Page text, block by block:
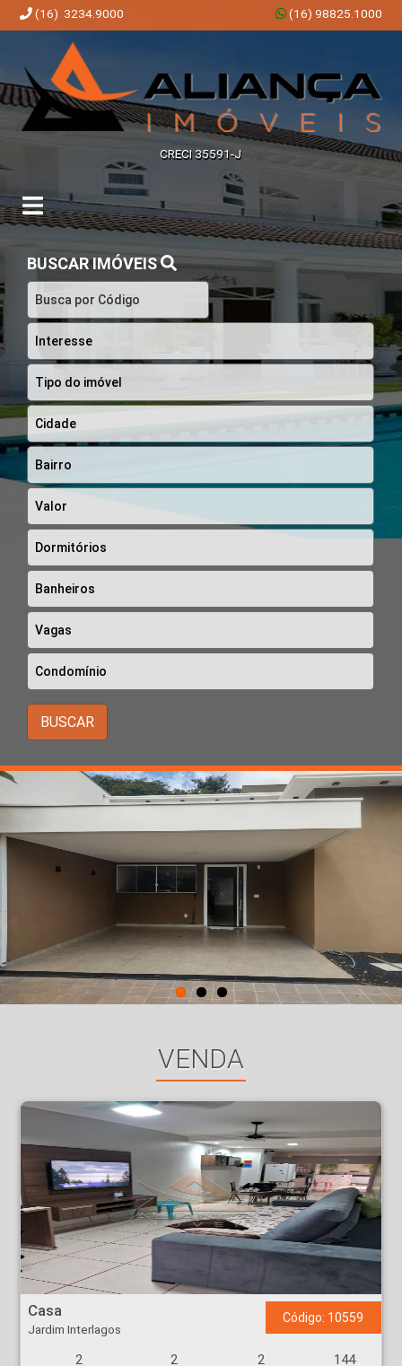
(16) 3234.9000 (16) 98825.1000
CRECI 35591-J
BUSCAR IMÓVEIS
BUSCAR
VENDA
Casa - Jardim Interlagos - Ribeirão Preto
Casa
Jardim Interlagos
Código: 10559
2
2
2
144